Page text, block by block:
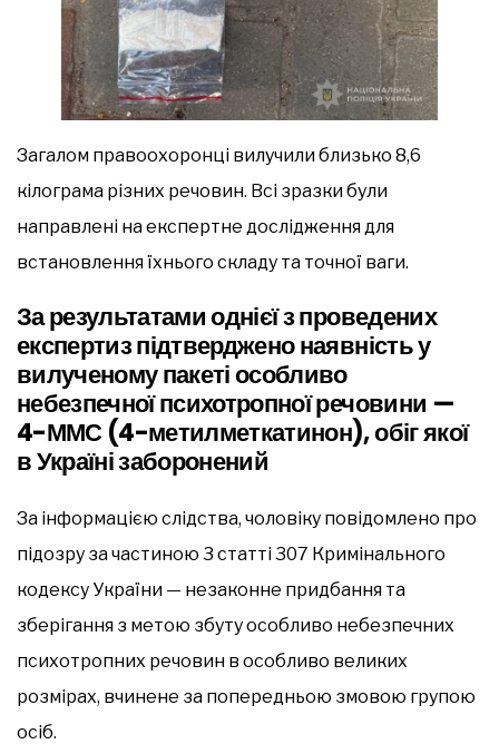
Загалом правоохоронці вилучили близько 8,6
кілограма різних речовин. Всі зразки були
направлені на експертне дослідження для
встановлення їхнього складу та точної ваги.
За результатами однієї з проведених
експертиз підтверджено наявність у
вилученому пакеті особливо
небезпечної психотропної речовини —
4-ММС (4-метилметкатинон), обіг якої
в Україні заборонений
За інформацією слідства, чоловіку повідомлено про
підозру за частиною 3 статті 307 Кримінального
кодексу України — незаконне придбання та
зберігання з метою збуту особливо небезпечних
психотропних речовин в особливо великих
розмірах, вчинене за попередньою змовою групою
осіб.